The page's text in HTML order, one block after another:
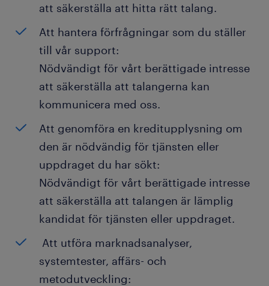
att säkerställa att hitta rätt talang.
Att hantera förfrågningar som du ställer
till vår support:
Nödvändigt för vårt berättigade intresse
att säkerställa att talangerna kan
kommunicera med oss.
Att genomföra en kreditupplysning om
den är nödvändig för tjänsten eller
uppdraget du har sökt:
Nödvändigt för vårt berättigade intresse
att säkerställa att talangen är lämplig
kandidat för tjänsten eller uppdraget.
Att utföra marknadsanalyser,
systemtester, affärs- och
metodutveckling: